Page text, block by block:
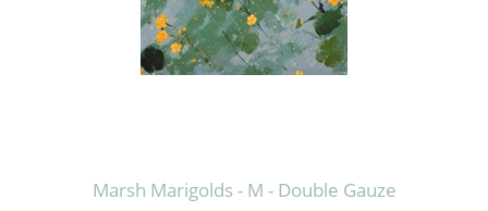
Marsh Marigolds - M - Double Gauze